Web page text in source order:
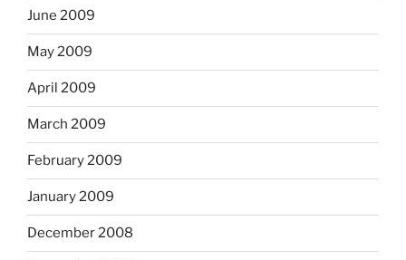
June 2009
May 2009
April 2009
March 2009
February 2009
January 2009
December 2008